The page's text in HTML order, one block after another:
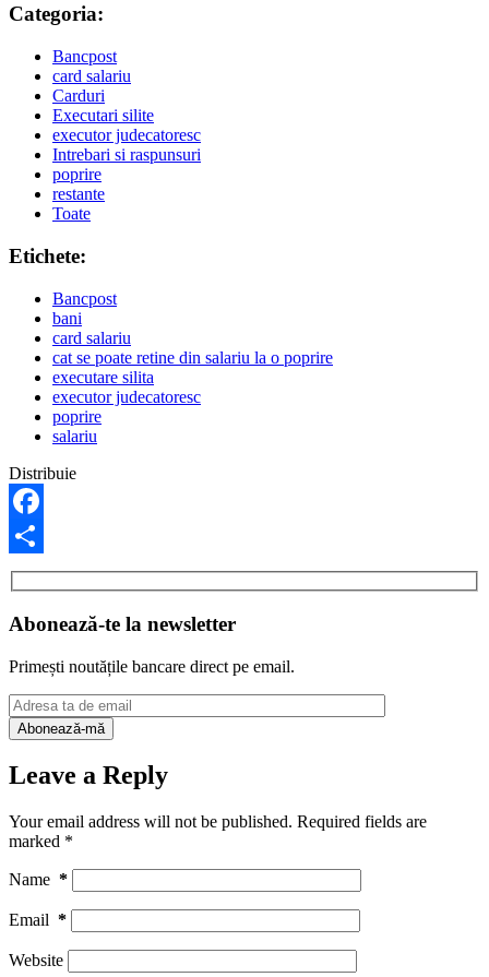
Categoria:
Bancpost
card salariu
Carduri
Executari silite
executor judecatoresc
Intrebari si raspunsuri
poprire
restante
Toate
Etichete:
Bancpost
bani
card salariu
cat se poate retine din salariu la o poprire
executare silita
executor judecatoresc
poprire
salariu
Distribuie
Facebook
Share
Abonează-te la newsletter
Primești noutățile bancare direct pe email.
Leave a Reply
Your email address will not be published. Required fields are
marked *
Name *
Email *
Website